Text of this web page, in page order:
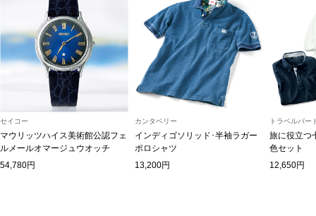
ボストンバッグ
スーツケース
シューズ
セイコー
マウリッツハイス美術館公認フェ
ルメールオマージュウオッチ
54,780円
カンタベリー
インディゴソリッド･半袖ラガー
ポロシャツ
13,200円
トラベルパー
旅に役立つ
色セット
12,650円